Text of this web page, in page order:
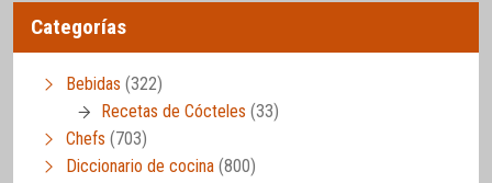
Categorías
Bebidas (322)
Recetas de Cócteles (33)
Chefs (703)
Diccionario de cocina (800)